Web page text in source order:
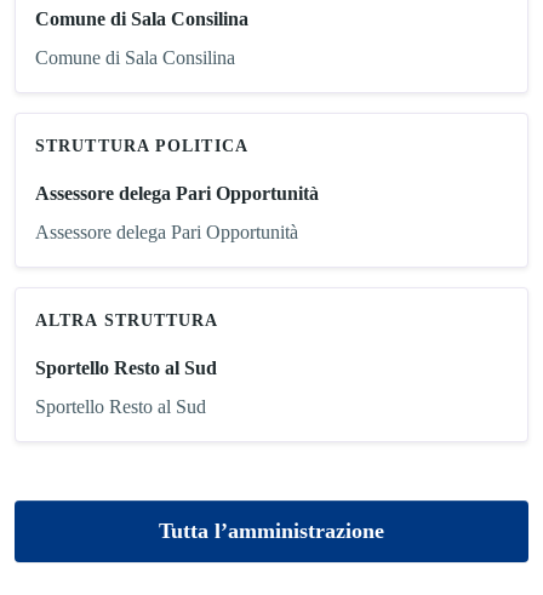
Comune di Sala Consilina
Comune di Sala Consilina
STRUTTURA POLITICA
Assessore delega Pari Opportunità
Assessore delega Pari Opportunità
ALTRA STRUTTURA
Sportello Resto al Sud
Sportello Resto al Sud
Tutta l’amministrazione